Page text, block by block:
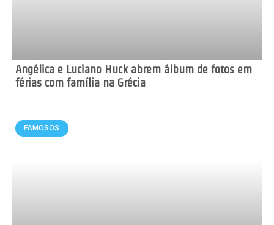
Angélica e Luciano Huck abrem álbum de fotos em
férias com família na Grécia
FAMOSOS